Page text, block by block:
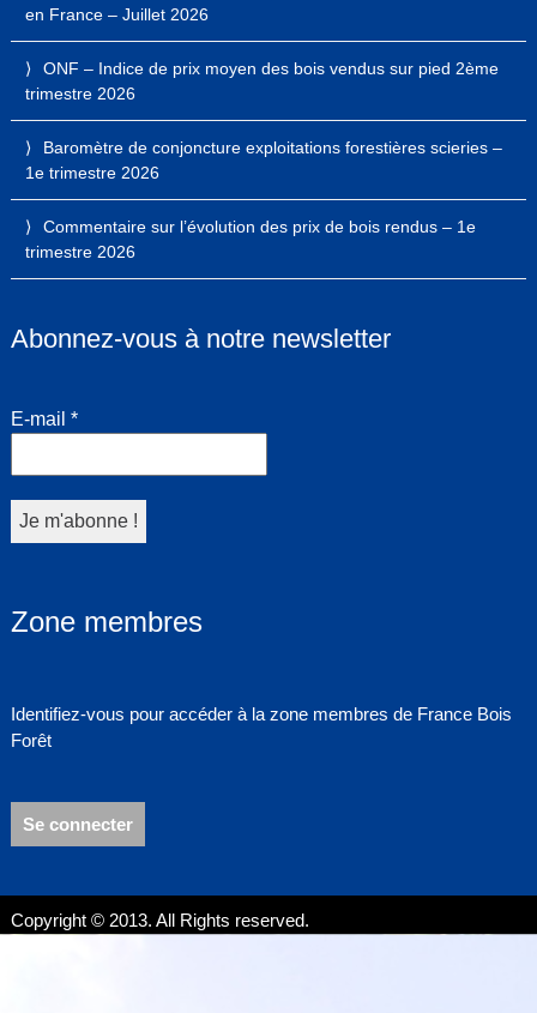
en France – Juillet 2026
ONF – Indice de prix moyen des bois vendus sur pied 2ème
trimestre 2026
Baromètre de conjoncture exploitations forestières scieries –
1e trimestre 2026
Commentaire sur l’évolution des prix de bois rendus – 1e
trimestre 2026
Abonnez-vous à notre newsletter
E-mail *
Zone membres
Identifiez-vous pour accéder à la zone membres de France Bois
Forêt
Se connecter
Copyright © 2013. All Rights reserved.